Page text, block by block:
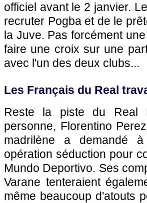
officiel avant le 2 janvier.
recruter Pogba et de le
la Juve. Pas forcément
faire une croix sur une
avec l'un des deux clubs...
Les Français du Real
Reste la piste du Real
personne, Florentino
madrilène a demandé
opération séduction pour
Mundo Deportivo. Ses
Varane tenteraient
même beaucoup d'atouts